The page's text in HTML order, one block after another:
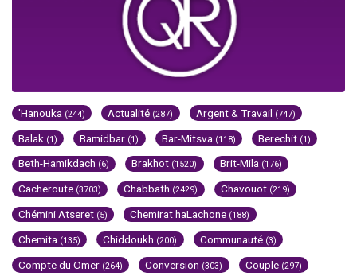
'Hanouka (244) Actualité (287) Argent & Travail (747)
Balak (1) Bamidbar (1) Bar-Mitsva (118) Berechit (1)
Beth-Hamikdach (6) Brakhot (1520) Brit-Mila (176)
Cacheroute (3703) Chabbath (2429) Chavouot (219)
Chémini Atseret (5) Chemirat haLachone (188)
Chemita (135) Chiddoukh (200) Communauté (3)
Compte du Omer (264) Conversion (303) Couple (297)